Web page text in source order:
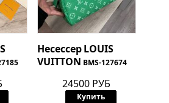
Несессер LOUIS
VUITTON BMS-127674
24500 РУБ
Купить